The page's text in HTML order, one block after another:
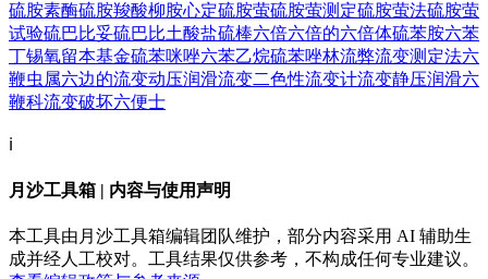
硫胺素酶硫胺羧酸柳胺心定硫胺萤硫胺萤测定硫胺萤法硫胺萤
试验硫巴比妥硫巴比土酸盐硫棒六倍六倍的六倍体硫苯胺六苯
丁锡氧留本基金硫苯咪唑六苯乙烷硫苯唑林流弊流变测定法六
鞭虫属六边的流变动压润滑流变二色性流变计流变静压润滑六
鞭科流变破坏六便士
ℹ️
月沙工具箱 | 内容与使用声明
本工具由月沙工具箱编辑团队维护，部分内容采用 AI 辅助生
成并经人工校对。工具结果仅供参考，不构成任何专业建议。